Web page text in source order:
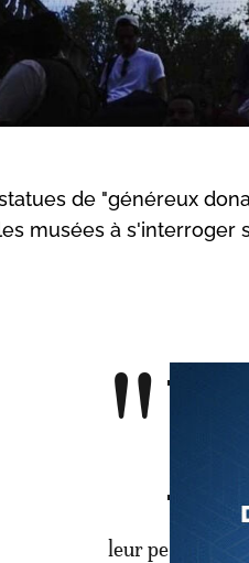
de "généreux
musées à
leur personnel".